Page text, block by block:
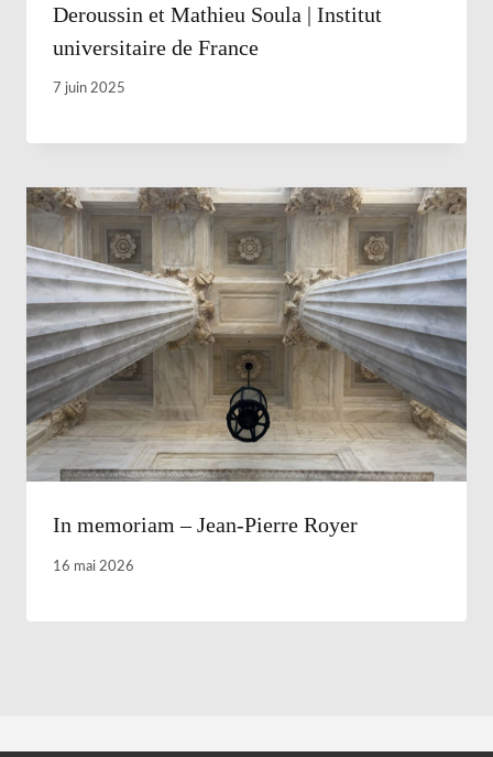
Deroussin et Mathieu Soula | Institut
universitaire de France
7 juin 2025
In memoriam – Jean-Pierre Royer
16 mai 2026